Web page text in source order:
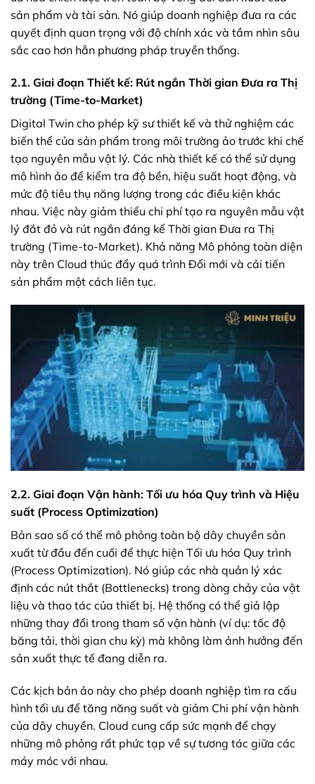
sản phẩm và tài sản. Nó giúp doanh nghiệp đưa ra các
quyết định quan trọng với độ chính xác và tầm nhìn sâu
sắc cao hơn hẳn phương pháp truyền thống.
2.1. Giai đoạn Thiết kế: Rút ngắn Thời gian Đưa ra Thị
trường (Time-to-Market)
Digital Twin cho phép kỹ sư thiết kế và thử nghiệm các
biến thể của sản phẩm trong môi trường ảo trước khi chế
tạo nguyên mẫu vật lý. Các nhà thiết kế có thể sử dụng
mô hình ảo để kiểm tra độ bền, hiệu suất hoạt động, và
mức độ tiêu thụ năng lượng trong các điều kiện khác
nhau. Việc này giảm thiểu chi phí tạo ra nguyên mẫu vật
lý đắt đỏ và rút ngắn đáng kể Thời gian Đưa ra Thị
trường (Time-to-Market). Khả năng Mô phỏng toàn diện
này trên Cloud thúc đẩy quá trình Đổi mới và cải tiến
sản phẩm một cách liên tục.
2.2. Giai đoạn Vận hành: Tối ưu hóa Quy trình và Hiệu
suất (Process Optimization)
Bản sao số có thể mô phỏng toàn bộ dây chuyền sản
xuất từ đầu đến cuối để thực hiện Tối ưu hóa Quy trình
(Process Optimization). Nó giúp các nhà quản lý xác
định các nút thắt (Bottlenecks) trong dòng chảy của vật
liệu và thao tác của thiết bị. Hệ thống có thể giả lập
những thay đổi trong tham số vận hành (ví dụ: tốc độ
băng tải, thời gian chu kỳ) mà không làm ảnh hưởng đến
sản xuất thực tế đang diễn ra.
Các kịch bản ảo này cho phép doanh nghiệp tìm ra cấu
hình tối ưu để tăng năng suất và giảm Chi phí vận hành
của dây chuyền. Cloud cung cấp sức mạnh để chạy
những mô phỏng rất phức tạp về sự tương tác giữa các
máy móc với nhau.